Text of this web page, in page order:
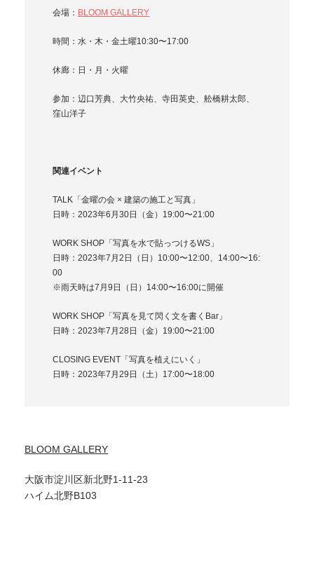
会場： BLOOM GALLERY
時間：水・木・金土曜10:30〜17:00
休廊：日・月・火曜
参加：辺口芳典、大竹央祐、寺田英史、舩橋耕太郎、
窪山洋子
関連イベント
TALK「金曜の会 × 建築の施工と写真」
日時：2023年6月30日（金）19:00〜21:00
WORK SHOP「写真を水で貼っつけるWS」
日時：2023年7月2日（日）10:00〜12:00、14:00〜16:
00
※雨天時は7月9日（日）14:00〜16:00に開催
WORK SHOP「写真を見て閃く文を書くBar」
日時：2023年7月28日（金）19:00〜21:00
CLOSING EVENT「写真を植えにいく」
日時：2023年7月29日（土）17:00〜18:00
BLOOM GALLERY
大阪市淀川区新北野1-11-23
ハイム北野B103